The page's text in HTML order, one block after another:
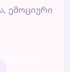
ემოციური